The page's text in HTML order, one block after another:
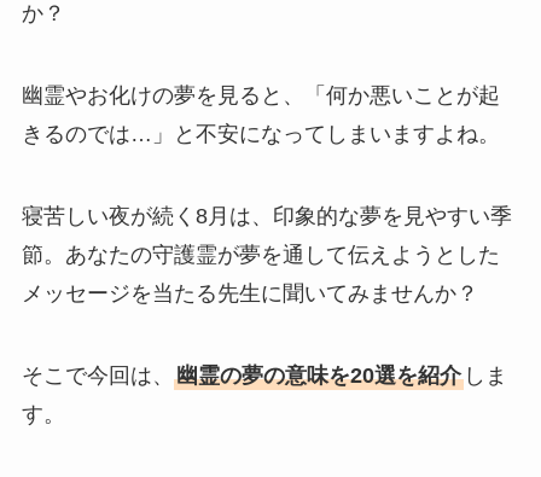
か？
幽霊やお化けの夢を見ると、「何か悪いことが起
きるのでは…」と不安になってしまいますよね。
寝苦しい夜が続く8月は、印象的な夢を見やすい季
節。あなたの守護霊が夢を通して伝えようとした
メッセージを当たる先生に聞いてみませんか？
そこで今回は、 幽霊の夢の意味を20選を紹介しま
す。